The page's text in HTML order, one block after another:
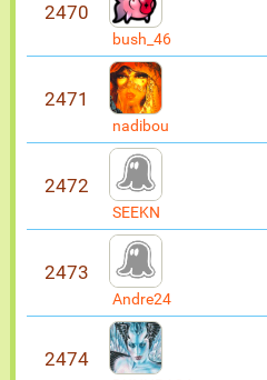
2470
bush_46
2471
nadibou
2472
SEEKN
2473
Andre24
2474